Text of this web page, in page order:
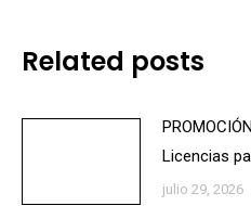
Related posts
Licencias
julio 29, 2026